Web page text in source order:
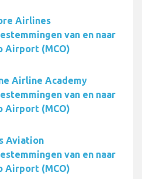
Airlines
van en naar
Airport (MCO)
Airline Academy
van en naar
Airport (MCO)
Aviation
van en naar
Airport (MCO)